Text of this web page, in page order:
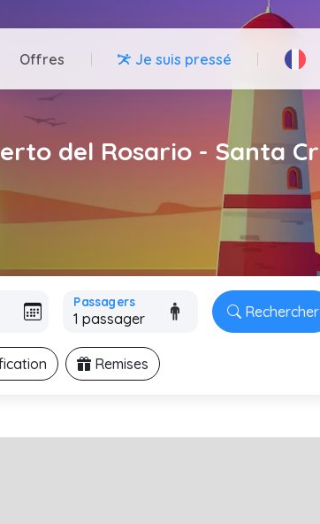
Offres Je suis pressé
del Rosario - Santa
Passagers
Rechercher
Remises